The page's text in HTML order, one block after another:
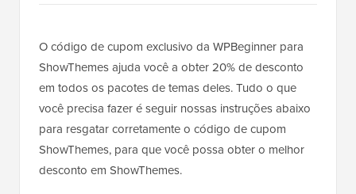
O código de cupom exclusivo da WPBeginner para
ShowThemes ajuda você a obter 20% de desconto
em todos os pacotes de temas deles. Tudo o que
você precisa fazer é seguir nossas instruções abaixo
para resgatar corretamente o código de cupom
ShowThemes, para que você possa obter o melhor
desconto em ShowThemes.